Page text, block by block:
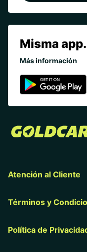
Misma
Más información
Atención al Cliente
Términos y
Política de